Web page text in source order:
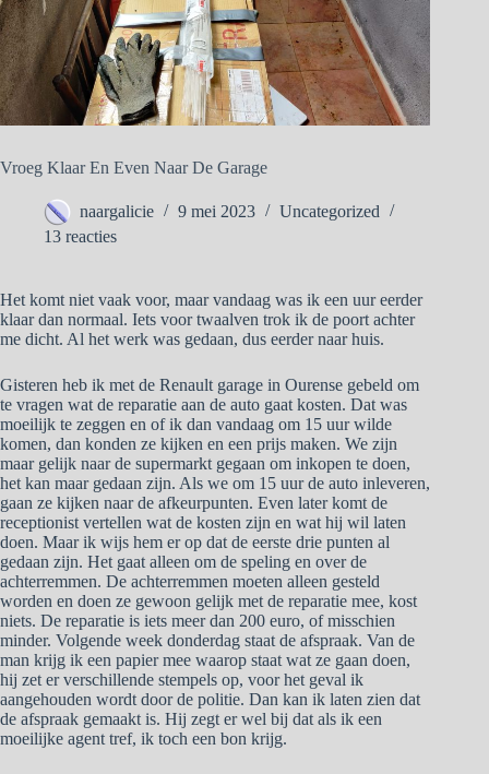
Vroeg Klaar En Even Naar De Garage
naargalicie 9 mei 2023
Uncategorized
13 reacties
Het komt niet vaak voor, maar vandaag was ik een uur eerder
klaar dan normaal. Iets voor twaalven trok ik de poort achter
me dicht. Al het werk was gedaan, dus eerder naar huis.
Gisteren heb ik met de Renault garage in Ourense gebeld om
te vragen wat de reparatie aan de auto gaat kosten. Dat was
moeilijk te zeggen en of ik dan vandaag om 15 uur wilde
komen, dan konden ze kijken en een prijs maken. We zijn
maar gelijk naar de supermarkt gegaan om inkopen te doen,
het kan maar gedaan zijn. Als we om 15 uur de auto inleveren,
gaan ze kijken naar de afkeurpunten. Even later komt de
receptionist vertellen wat de kosten zijn en wat hij wil laten
doen. Maar ik wijs hem er op dat de eerste drie punten al
gedaan zijn. Het gaat alleen om de speling en over de
achterremmen. De achterremmen moeten alleen gesteld
worden en doen ze gewoon gelijk met de reparatie mee, kost
niets. De reparatie is iets meer dan 200 euro, of misschien
minder. Volgende week donderdag staat de afspraak. Van de
man krijg ik een papier mee waarop staat wat ze gaan doen,
hij zet er verschillende stempels op, voor het geval ik
aangehouden wordt door de politie. Dan kan ik laten zien dat
de afspraak gemaakt is. Hij zegt er wel bij dat als ik een
moeilijke agent tref, ik toch een bon krijg.